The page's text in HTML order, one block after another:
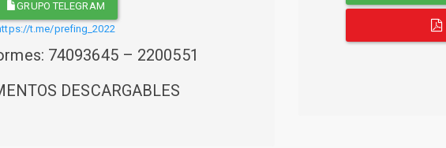
GRUPO TELEGRAM
t.me/prefing_2022
74093645 – 2200551
DESCARGABLES